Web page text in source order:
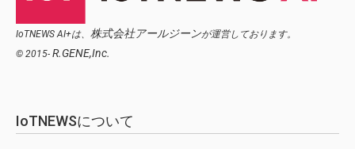
IoTNEWS AI+は、 株式会社アールジーンが運営しております。
© 2015- R.GENE,Inc.
IoTNEWSについて